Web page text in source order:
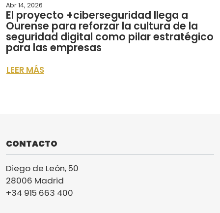
Abr 14, 2026
El proyecto +ciberseguridad llega a
Ourense para reforzar la cultura de la
seguridad digital como pilar estratégico
para las empresas
LEER MÁS
CONTACTO
Diego de León, 50
28006 Madrid
+34 915 663 400